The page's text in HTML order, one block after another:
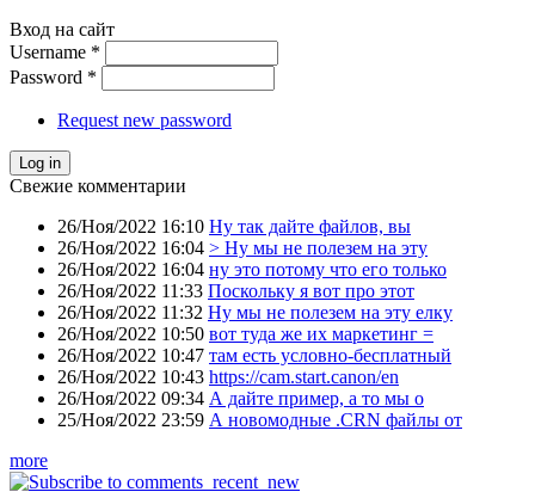
Вход на сайт
Username *
Password *
Request new password
Свежие комментарии
26/Ноя/2022 16:10 Ну так дайте файлов, вы
26/Ноя/2022 16:04 > Ну мы не полезем на эту
26/Ноя/2022 16:04 ну это потому что его только
26/Ноя/2022 11:33 Поскольку я вот про этот
26/Ноя/2022 11:32 Ну мы не полезем на эту елку
26/Ноя/2022 10:50 вот туда же их маркетинг =
26/Ноя/2022 10:47 там есть условно-бесплатный
26/Ноя/2022 10:43 https://cam.start.canon/en
26/Ноя/2022 09:34 А дайте пример, а то мы о
25/Ноя/2022 23:59 А новомодные .CRN файлы от
more